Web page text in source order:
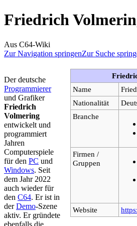
Friedrich
Aus C64-Wiki
Zur Navigation springenZur Suche
Name
Nationalität
Branche
Firmen /
Gruppen
Website
Der deutsche
Programmierer
und Grafiker
Friedrich
Volmering
entwickelt und
programmiert
Jahren
Computerspiele
für den PC und
Windows. Seit
dem Jahr 2022
auch wieder für
den C64. Er ist in
derDemo-Szene
aktiv. Er gründete
ebenfalls die